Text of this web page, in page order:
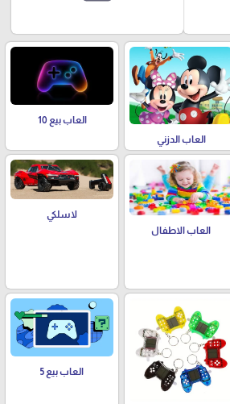
العاب الدزني
العاب بيع 10
العاب الاطفال
لاسلكي
العاب بيع 5